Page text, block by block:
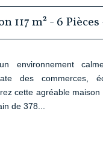
117 m² - 6
environnement
des commerces,
cette agréable
de 378...